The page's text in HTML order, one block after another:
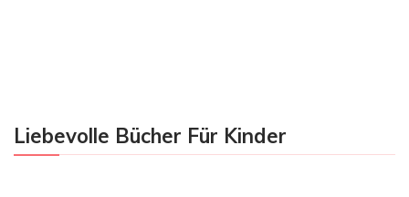
Liebevolle Bücher Für Kinder